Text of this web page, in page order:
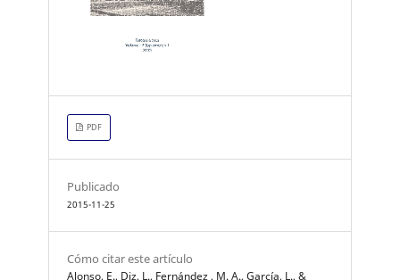
PDF
Publicado
2015-11-25
Cómo citar este artículo
Alonso, E., Diz, L., Fernández , M. A., García, L., &